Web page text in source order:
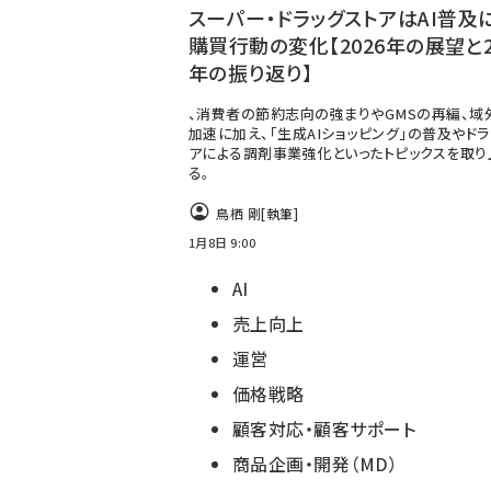
スーパー・ドラッグストアはAI普及
購買行動の変化【2026年の展望
年の振り返り】
、消費者の節約志向の強まりやGMSの再編、
加速に加え、「生成AIショッピング」の普及やド
アによる調剤事業強化といったトピックスを取
る。
鳥栖 剛[執筆]
1月8日 9:00
AI
売上向上
運営
価格戦略
顧客対応・顧客サポート
商品企画・開発（MD）